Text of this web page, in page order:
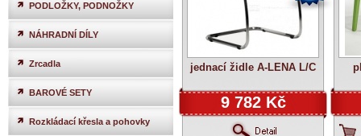
PODLOŽKY, PODNOŽKY
NÁHRADNÍ DÍLY
Zrcadla
BAROVÉ SETY
Rozkládací křesla a pohovky
jednací židle A-LENA L/C
9 782 Kč